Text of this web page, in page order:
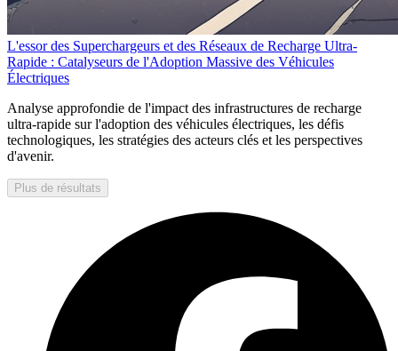
L'essor des Superchargeurs et des Réseaux de Recharge Ultra-
Rapide : Catalyseurs de l'Adoption Massive des Véhicules
Électriques
Analyse approfondie de l'impact des infrastructures de recharge
ultra-rapide sur l'adoption des véhicules électriques, les défis
technologiques, les stratégies des acteurs clés et les perspectives
d'avenir.
Plus de résultats